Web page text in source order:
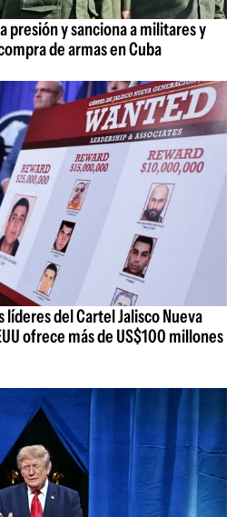
presión y sanciona a militares y
de armas en Cuba
del Cartel Jalisco Nueva
ofrece más de US$100 millones